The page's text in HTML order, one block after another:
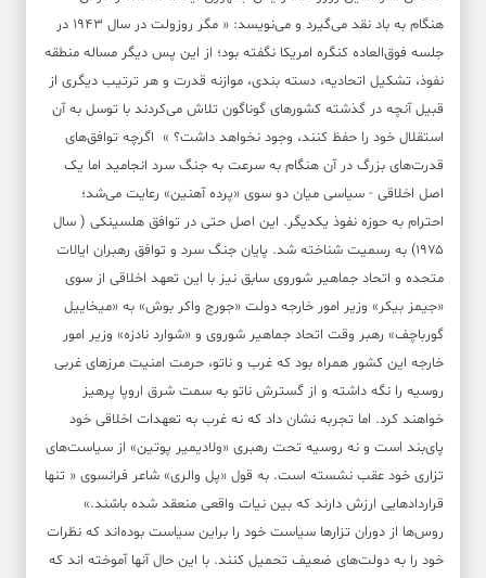
هنگام به باد نقد می‌گیرد و می‌نویسد: « مگر روزولت در سال ۱۹۴۳ در
جلسه فوق‌العاده کنگره امریکا نگفته بود؛ از این پس دیگر مساله منطقه
نفوذ، تشکیل اتحادیه، دسته بندی، موازنه قدرت و هر ترتیب دیگری از
قبیل آنچه در گذشته کشورهای گوناگون تلاش می‌کردند با توسل به آن
استقلال خود را حفظ کنند، وجود نخواهد داشت؟ » اگرچه توافق‌های
قدرت‌های بزرگ در آن هنگام به سرعت به جنگ سرد انجامید اما یک
اصل اخلاقی - سیاسی میان دو سوی «پرده آهنین» رعایت می‌شد؛
احترام به حوزه نفوذ یکدیگر. این اصل حتی در توافق هلسینکی ( سال
۱۹۷۵) به رسمیت شناخته شد. پایان جنگ سرد و توافق رهبران ایالات
متحده و اتحاد جماهیر شوروی سابق نیز با این تعهد اخلاقی از سوی
«جیمز بیکر» وزیر امور خارجه دولت «جورج واکر بوش» به «میخاییل
گورباچف» رهبر وقت اتحاد جماهیر شوروی و «شوارد نادزه» وزیر امور
خارجه این کشور همراه بود که غرب و ناتو، حرمت امنیت مرزهای غربی
روسیه را نگه داشته و از گسترش ناتو به سمت شرق اروپا پرهیز
خواهند کرد. اما تجربه نشان داد که نه غرب به تعهدات اخلاقی خود
پای‌بند است و نه روسیه تحت رهبری «ولادیمیر پوتین» از سیاست‌های
تزاری خود عقب نشسته است. به قول «پل والری» شاعر فرانسوی « تنها
قراردادهایی ارزش دارند که بین نیات واقعی منعقد شده باشند.»
روس‌ها از دوران تزارها سیاست خود را براین سیاست بوده‌اند که نظرات
خود را به دولت‌های ضعیف تحمیل کنند. با این حال آنها آموخته اند که